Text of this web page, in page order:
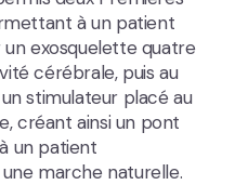
à un patient
exosquelette quatre
cérébrale, puis au
stimulateur placé au
créant ainsi un pont
un patient
marche naturelle.